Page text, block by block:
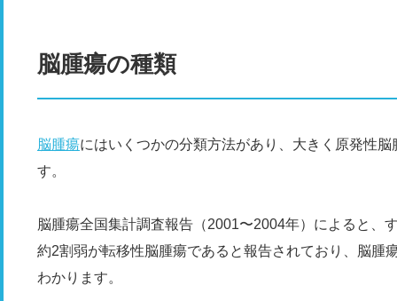
脳腫瘍の種類
脳腫瘍にはいくつかの分類方法があり、大きく原発性脳
す。
脳腫瘍全国集計調査報告（2001〜2004年）によると、
約2割弱が転移性脳腫瘍であると報告されており、脳腫
わかります。